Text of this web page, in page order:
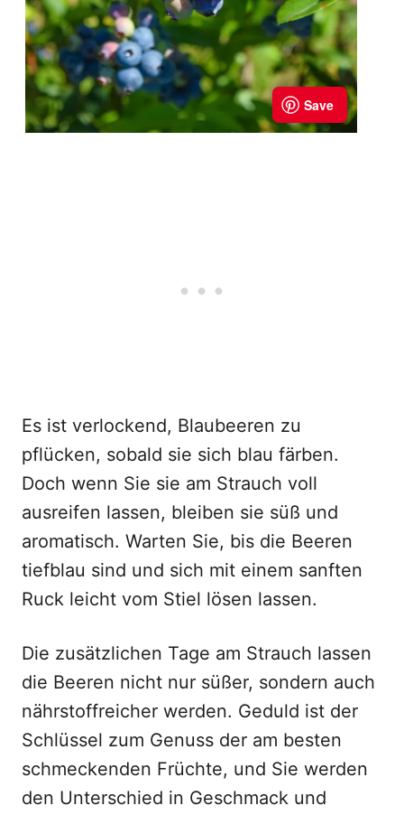
Es ist verlockend, Blaubeeren zu
pflücken, sobald sie sich blau färben.
Doch wenn Sie sie am Strauch voll
ausreifen lassen, bleiben sie süß und
aromatisch. Warten Sie, bis die Beeren
tiefblau sind und sich mit einem sanften
Ruck leicht vom Stiel lösen lassen.
Die zusätzlichen Tage am Strauch lassen
die Beeren nicht nur süßer, sondern auch
nährstoffreicher werden. Geduld ist der
Schlüssel zum Genuss der am besten
schmeckenden Früchte, und Sie werden
den Unterschied in Geschmack und